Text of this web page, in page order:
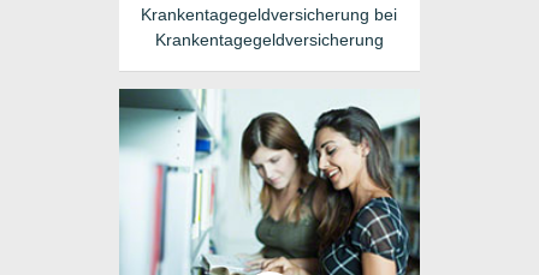
Krankentagegeldversicherung bei
Krankentagegeldversicherung